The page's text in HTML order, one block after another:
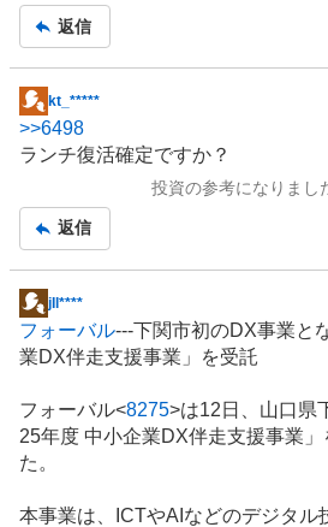
返信
掲
示
板
kt_*****
>>6498
ランチ復活確定ですか？
投資の参考になりまし
返信
掲
示
板
事
jIl****
フォーバル---下関市初のDX事業と
業DX伴走支援事業」を受託
フォーバル<8275>は12日、山口県
25年度 中小企業DX伴走支援事業
た。
本事業は、ICTやAIなどのデジタル